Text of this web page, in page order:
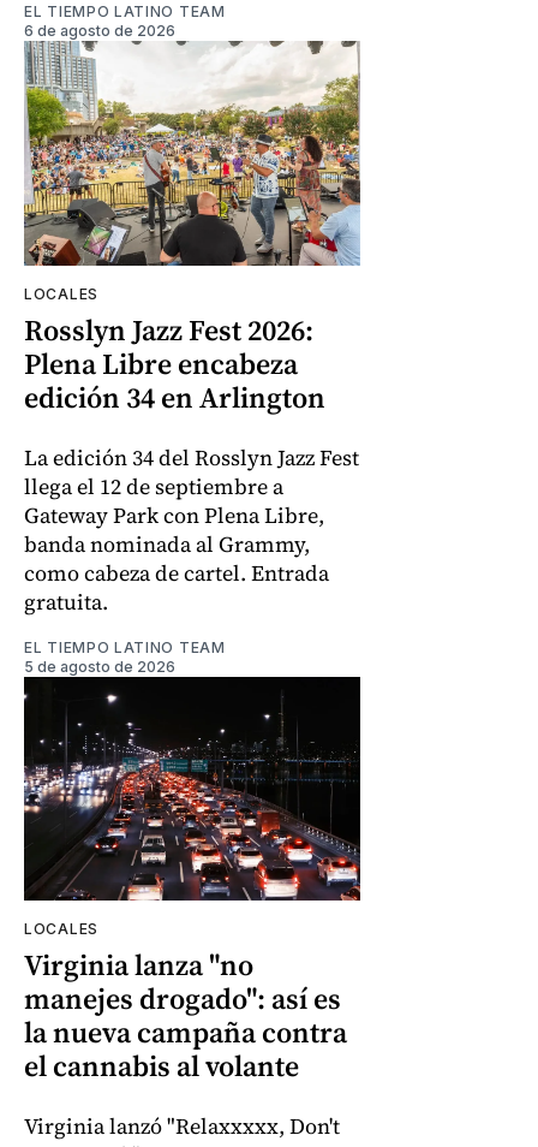
EL TIEMPO LATINO TEAM
6 de agosto de 2026
LOCALES
Rosslyn Jazz Fest 2026:
Plena Libre encabeza
edición 34 en Arlington
La edición 34 del Rosslyn Jazz Fest
llega el 12 de septiembre a
Gateway Park con Plena Libre,
banda nominada al Grammy,
como cabeza de cartel. Entrada
gratuita.
EL TIEMPO LATINO TEAM
5 de agosto de 2026
LOCALES
Virginia lanza "no
manejes drogado": así es
la nueva campaña contra
el cannabis al volante
Virginia lanzó "Relaxxxxx, Don't